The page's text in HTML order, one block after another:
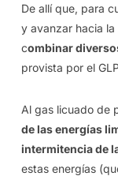
De allí que, para
y avanzar hacia
combinar
provista por el
Al gas licuado de
de las energías
intermitencia de
estas energías